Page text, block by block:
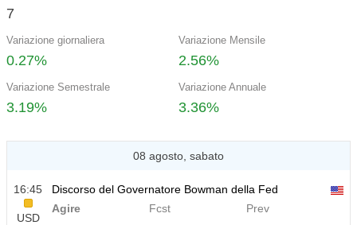
7
Variazione giornaliera
0.27%
Variazione Mensile
2.56%
Variazione Semestrale
3.19%
Variazione Annuale
3.36%
08 agosto, sabato
16:45
USD
Discorso del Governatore Bowman della Fed
Agire
Fcst Prev